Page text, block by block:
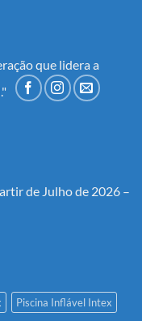
que lidera a
de Julho de 2026 –
Piscina Inflável Intex